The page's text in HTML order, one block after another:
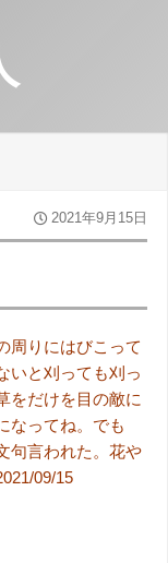
2021年9月15日
周りにはびこって
いと刈っても刈っ
をだけを目の敵に
なってね。でも
句言われた。花や
09/15